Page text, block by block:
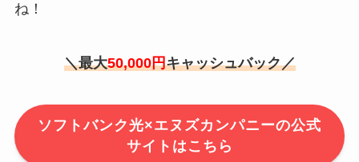
ね！
＼最大50,000円キャッシュバック／
ソフトバンク光×エヌズカンパニーの公式
サイトはこちら